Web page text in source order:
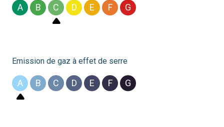
A B C D E F G
Emission de gaz à effet de serre
A B C D E F G